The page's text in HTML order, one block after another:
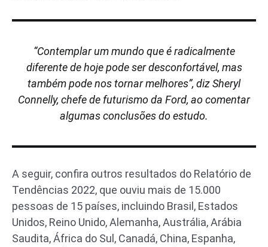
“Contemplar um mundo que é radicalmente
diferente de hoje pode ser desconfortável, mas
também pode nos tornar melhores”, diz Sheryl
Connelly, chefe de futurismo da Ford, ao comentar
algumas conclusões do estudo.
A seguir, confira outros resultados do Relatório de
Tendências 2022, que ouviu mais de 15.000
pessoas de 15 países, incluindo Brasil, Estados
Unidos, Reino Unido, Alemanha, Austrália, Arábia
Saudita, África do Sul, Canadá, China, Espanha,